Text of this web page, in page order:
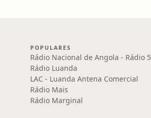
POPULARES
Rádio Nacional de Angola - Rádio 5
Rádio Luanda
LAC - Luanda Antena Comercial
Rádio Mais
Rádio Marginal